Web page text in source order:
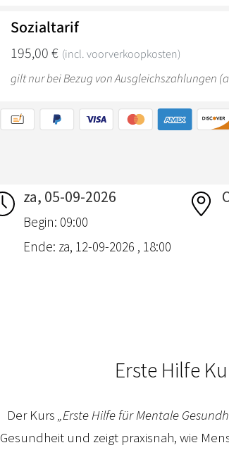
za, 05-09-2026
Begin: 09:00
Ende: za, 12-09-2026 , 18:00
Erste Hilfe
Der Kurs „Erste Hilfe für Mentale
Gesundheit und zeigt praxisnah, wie